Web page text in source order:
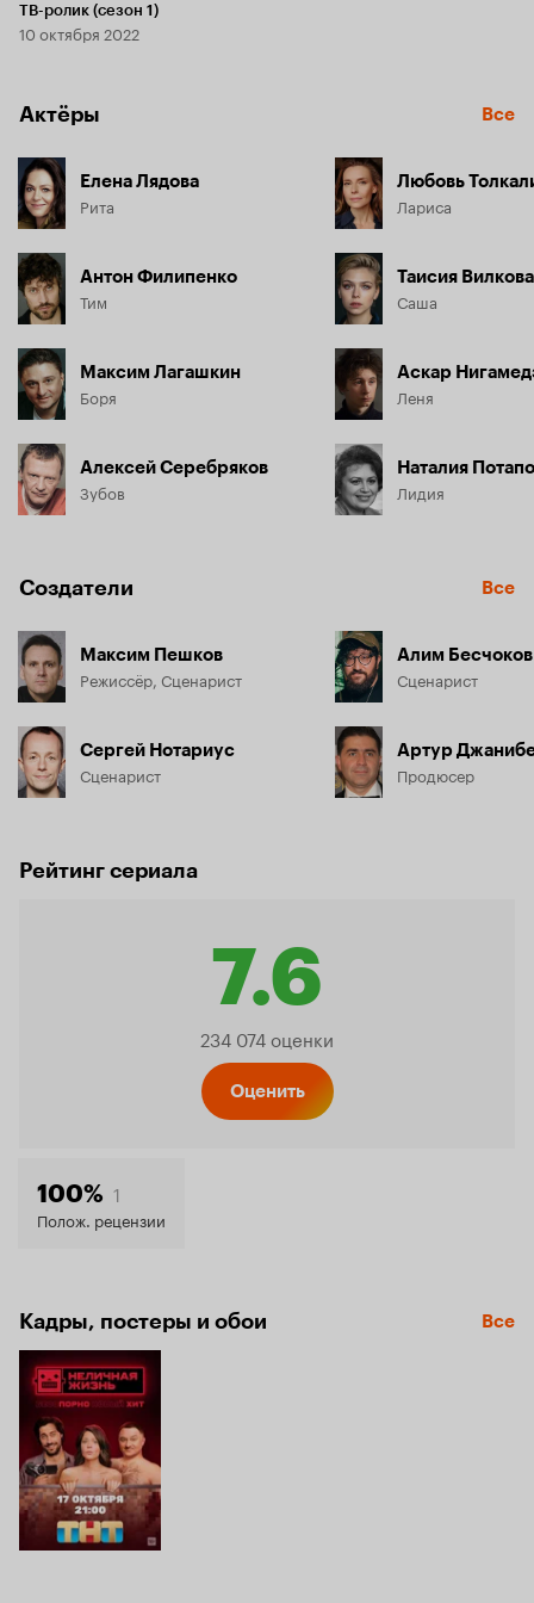
ТВ-ролик (сезон 1)
10 октября 2022
Актёры Все
Елена Лядова
Рита
Антон Филипенко
Тим
Максим Лагашкин
Боря
Алексей Серебряков
Зубов
Любовь
Лариса
Таисия Вилкова
Саша
Аскар
Леня
Наталия
Лидия
Создатели Все
Максим Пешков
Режиссёр, Сценарист
Сергей Нотариус
Сценарист
Алим Бесчоков
Сценарист
Артур
Продюсер
Рейтинг сериала
7.6
Рейтинг
234 074 оценки
Оценить
100% 1
Полож. рецензии
Кадры, постеры и обои Все